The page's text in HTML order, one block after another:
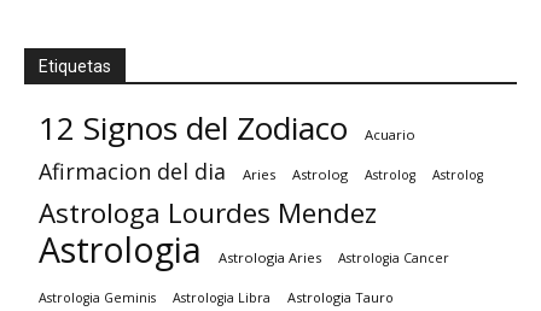
Etiquetas
12 Signos del Zodiaco Acuario
Afirmacion del dia Aries Astrolog Astrolog Astrolog
Astrologa Lourdes Mendez
Astrologia Astrologia Aries Astrologia Cancer
Astrologia Geminis Astrologia Libra Astrologia Tauro